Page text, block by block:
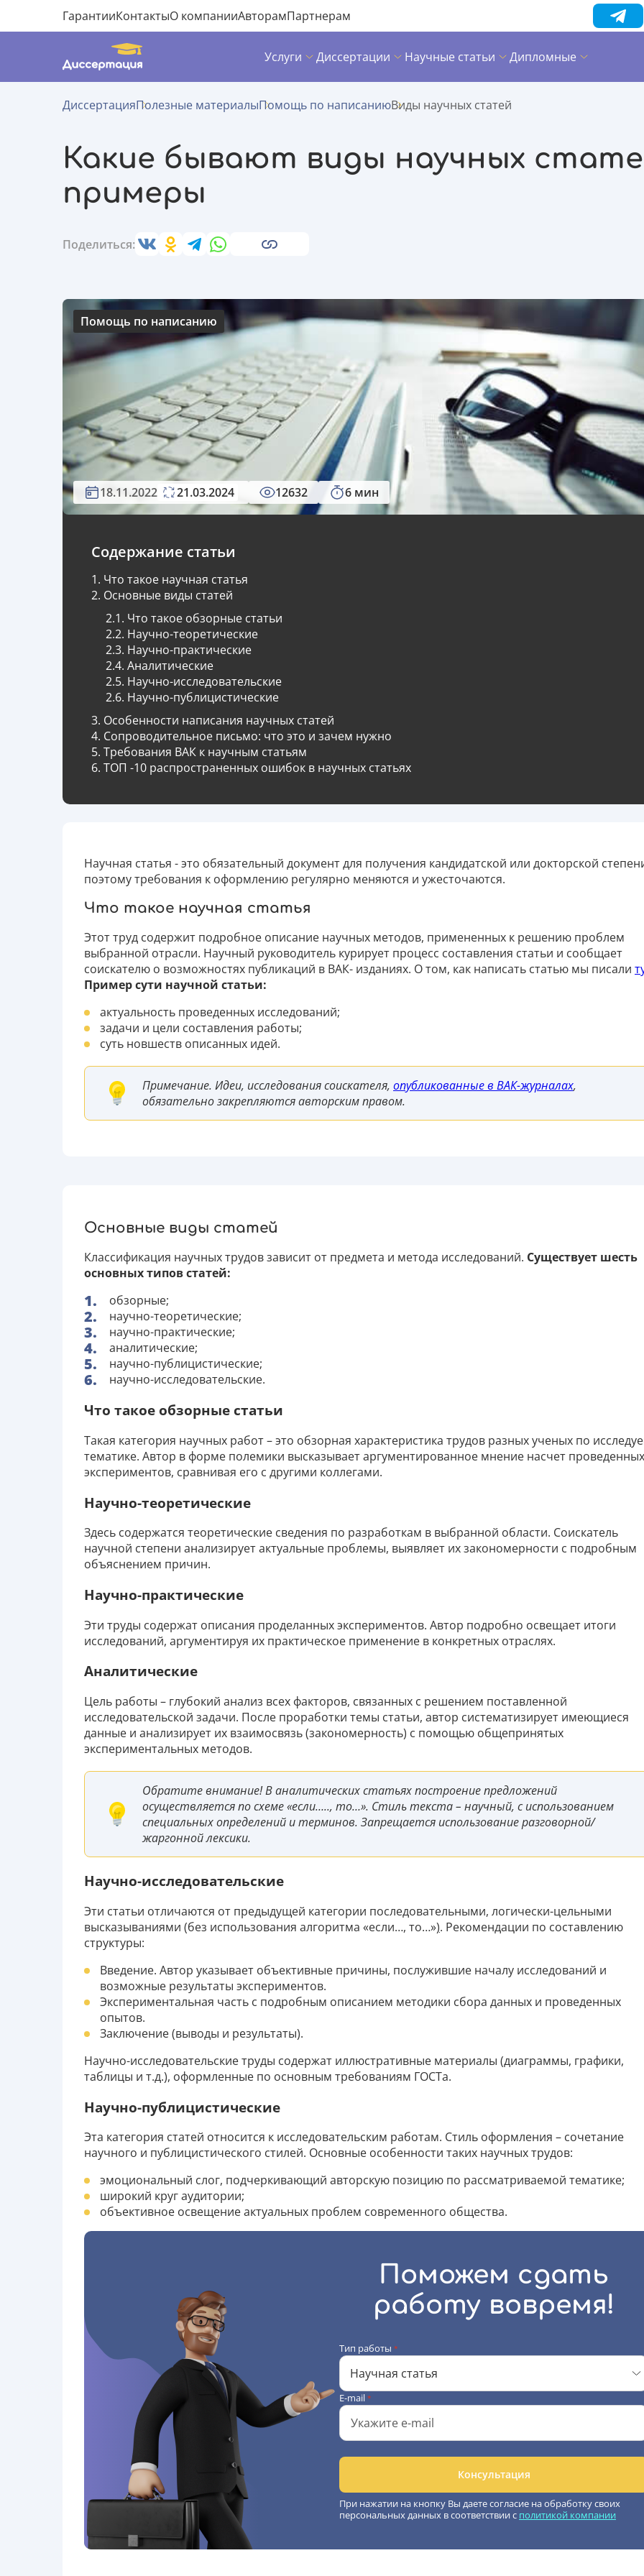
ГарантииКонтактыО компанииАвторамПартнерам
Услуги Диссертации Научные статьи Дипломные
ДиссертацияПолезные материалыПомощь по написаниюВиды научных статей
Какие бывают виды научных
примеры
Поделиться:
Помощь по написанию
18.11.2022 21.03.2024 12632 6 мин
Содержание статьи
Что такое научная статья
Основные виды статей
Что такое обзорные статьи
Научно-теоретические
Научно-практические
Аналитические
Научно-исследовательские
Научно-публицистические
Особенности написания научных статей
Сопроводительное письмо: что это и зачем нужно
Требования ВАК к научным статьям
ТОП -10 распространенных ошибок в научных статьях
Научная статья - это обязательный документ для получения кандидатской или докторской
поэтому требования к оформлению регулярно меняются и ужесточаются.
Что такое научная статья
Этот труд содержит подробное описание научных методов, примененных к решению проблем
выбранной отрасли. Научный руководитель курирует процесс составления статьи и сообщает
соискателю о возможностях публикаций в ВАК- изданиях. О том, как написать статью мы писали
Пример сути научной статьи:
актуальность проведенных исследований;
задачи и цели составления работы;
суть новшеств описанных идей.
Примечание. Идеи, исследования соискателя, опубликованные в ВАК-журналах,
обязательно закрепляются авторским правом.
Основные виды статей
Классификация научных трудов зависит от предмета и метода исследований. Существует шесть
основных типов статей:
обзорные;
научно-теоретические;
научно-практические;
аналитические;
научно-публицистические;
научно-исследовательские.
Что такое обзорные статьи
Такая категория научных работ – это обзорная характеристика трудов разных ученых по
тематике. Автор в форме полемики высказывает аргументированное мнение насчет проведенных
экспериментов, сравнивая его с другими коллегами.
Научно-теоретические
Здесь содержатся теоретические сведения по разработкам в выбранной области. Соискатель
научной степени анализирует актуальные проблемы, выявляет их закономерности с подробным
объяснением причин.
Научно-практические
Эти труды содержат описания проделанных экспериментов. Автор подробно освещает итоги
исследований, аргументируя их практическое применение в конкретных отраслях.
Аналитические
Цель работы – глубокий анализ всех факторов, связанных с решением поставленной
исследовательской задачи. После проработки темы статьи, автор систематизирует имеющиеся
данные и анализирует их взаимосвязь (закономерность) с помощью общепринятых
экспериментальных методов.
Обратите внимание! В аналитических статьях построение предложений
осуществляется по схеме «если….., то…». Стиль текста – научный, с использованием
специальных определений и терминов. Запрещается использование разговорной/
жаргонной лексики.
Научно-исследовательские
Эти статьи отличаются от предыдущей категории последовательными, логически-цельными
высказываниями (без использования алгоритма «если…, то…»). Рекомендации по составлению
структуры:
Введение. Автор указывает объективные причины, послужившие началу исследований и
возможные результаты экспериментов.
Экспериментальная часть с подробным описанием методики сбора данных и проведенных
опытов.
Заключение (выводы и результаты).
Научно-исследовательские труды содержат иллюстративные материалы (диаграммы, графики,
таблицы и т.д.), оформленные по основным требованиям ГОСТа.
Научно-публицистические
Эта категория статей относится к исследовательским работам. Стиль оформления – сочетание
научного и публицистического стилей. Основные особенности таких научных трудов:
эмоциональный слог, подчеркивающий авторскую позицию по рассматриваемой тематике;
широкий круг аудитории;
объективное освещение актуальных проблем современного общества.
Поможем сдать
работу вовремя!
Тип работы *
Научная статья
E-mail *
Консультация
При нажатии на кнопку Вы даете согласие на обработку своих
персональных данных в соответствии с политикой компании